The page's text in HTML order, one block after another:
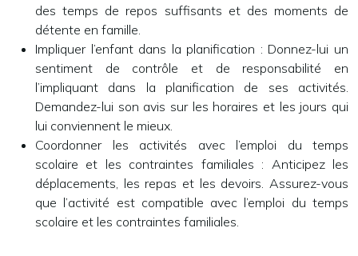
des temps de repos suffisants et des moments de
détente en famille.
Impliquer l’enfant dans la planification : Donnez-lui un
sentiment de contrôle et de responsabilité en
l’impliquant dans la planification de ses activités.
Demandez-lui son avis sur les horaires et les jours qui
lui conviennent le mieux.
Coordonner les activités avec l’emploi du temps
scolaire et les contraintes familiales : Anticipez les
déplacements, les repas et les devoirs. Assurez-vous
que l’activité est compatible avec l’emploi du temps
scolaire et les contraintes familiales.